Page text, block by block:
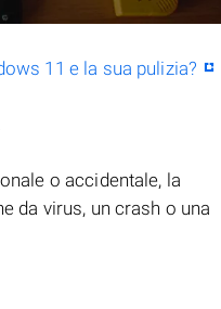
11 e la sua pulizia?
o accidentale, la
da virus, un crash o una